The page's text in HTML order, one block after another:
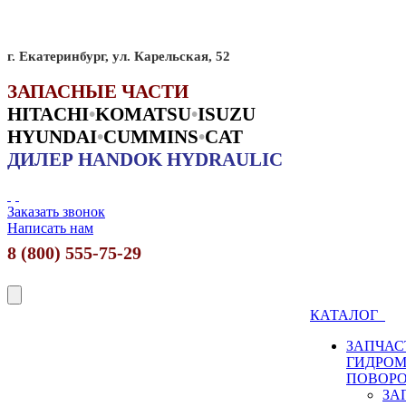
г. Екатеринбург, ул. Карельская, 52
ЗАПАСНЫЕ ЧАСТИ
HITACHI•KOMATSU•ISUZU
HYUNDAI•CUMMINS•CAT
ДИЛЕР HANDOK HYDRAULIC
Заказать звонок
Написать нам
8 (800) 555-75-29
КАТАЛОГ